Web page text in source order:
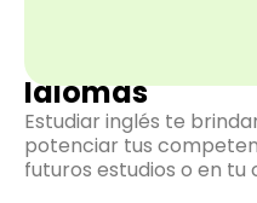
Idiomas
Estudiar inglés te
potenciar tus
futuros estudios o en tu